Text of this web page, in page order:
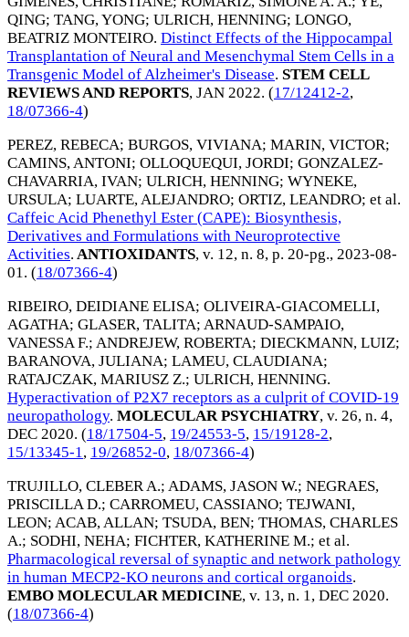
QING; TANG, YONG; ULRICH, HENNING; LONGO,
BEATRIZ MONTEIRO. Distinct Effects of the Hippocampal
Transplantation of Neural and Mesenchymal Stem Cells in a
Transgenic Model of Alzheimer's Disease. STEM CELL
REVIEWS AND REPORTS, JAN 2022. (17/12412-2,
18/07366-4)
PEREZ, REBECA; BURGOS, VIVIANA; MARIN, VICTOR;
CAMINS, ANTONI; OLLOQUEQUI, JORDI; GONZALEZ-
CHAVARRIA, IVAN; ULRICH, HENNING; WYNEKE,
URSULA; LUARTE, ALEJANDRO; ORTIZ, LEANDRO; et al.
Caffeic Acid Phenethyl Ester (CAPE): Biosynthesis,
Derivatives and Formulations with Neuroprotective
Activities. ANTIOXIDANTS, v. 12, n. 8, p. 20-pg., 2023-08-
01. (18/07366-4)
RIBEIRO, DEIDIANE ELISA; OLIVEIRA-GIACOMELLI,
AGATHA; GLASER, TALITA; ARNAUD-SAMPAIO,
VANESSA F.; ANDREJEW, ROBERTA; DIECKMANN, LUIZ;
BARANOVA, JULIANA; LAMEU, CLAUDIANA;
RATAJCZAK, MARIUSZ Z.; ULRICH, HENNING.
Hyperactivation of P2X7 receptors as a culprit of COVID-19
neuropathology. MOLECULAR PSYCHIATRY, v. 26, n. 4,
DEC 2020. (18/17504-5, 19/24553-5, 15/19128-2,
15/13345-1, 19/26852-0, 18/07366-4)
TRUJILLO, CLEBER A.; ADAMS, JASON W.; NEGRAES,
PRISCILLA D.; CARROMEU, CASSIANO; TEJWANI,
LEON; ACAB, ALLAN; TSUDA, BEN; THOMAS, CHARLES
A.; SODHI, NEHA; FICHTER, KATHERINE M.; et al.
Pharmacological reversal of synaptic and network pathology
in human MECP2-KO neurons and cortical organoids.
EMBO MOLECULAR MEDICINE, v. 13, n. 1, DEC 2020.
(18/07366-4)